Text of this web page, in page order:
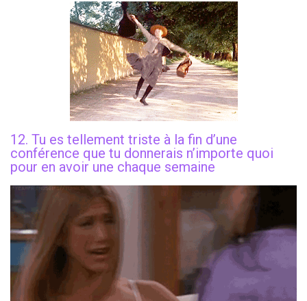
12. Tu es tellement triste à la fin d’une
conférence que tu donnerais n’importe quoi
pour en avoir une chaque semaine